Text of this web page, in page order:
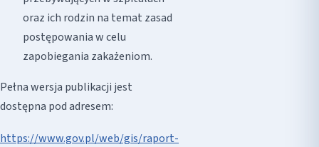
oraz ich rodzin na temat zasad
postępowania w celu
zapobiegania zakażeniom.
Pełna wersja publikacji jest
dostępna pod adresem:
https://www.gov.pl/web/gis/raport-